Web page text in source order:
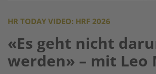
HR TODAY VIDEO: HRF 2026
«Es geht nicht
werden» – mit Leo